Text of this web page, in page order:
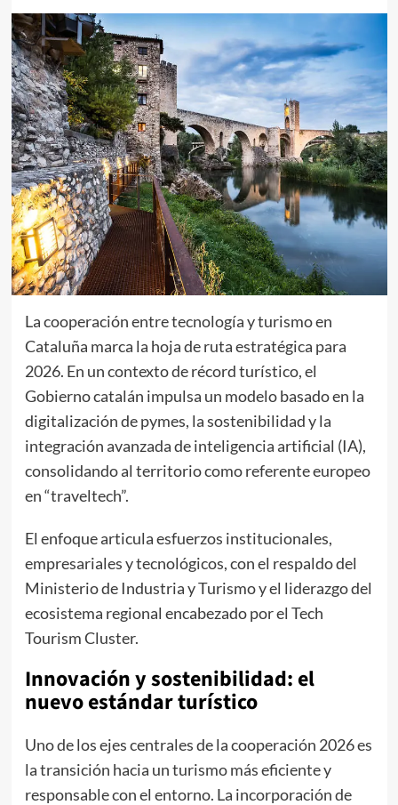
La cooperación entre tecnología y turismo en
Cataluña marca la hoja de ruta estratégica para
2026. En un contexto de récord turístico, el
Gobierno catalán impulsa un modelo basado en la
digitalización de pymes, la sostenibilidad y la
integración avanzada de inteligencia artificial (IA),
consolidando al territorio como referente europeo
en “traveltech”.
El enfoque articula esfuerzos institucionales,
empresariales y tecnológicos, con el respaldo del
Ministerio de Industria y Turismo y el liderazgo del
ecosistema regional encabezado por el Tech
Tourism Cluster.
Innovación y sostenibilidad: el
nuevo estándar turístico
Uno de los ejes centrales de la cooperación 2026 es
la transición hacia un turismo más eficiente y
responsable con el entorno. La incorporación de